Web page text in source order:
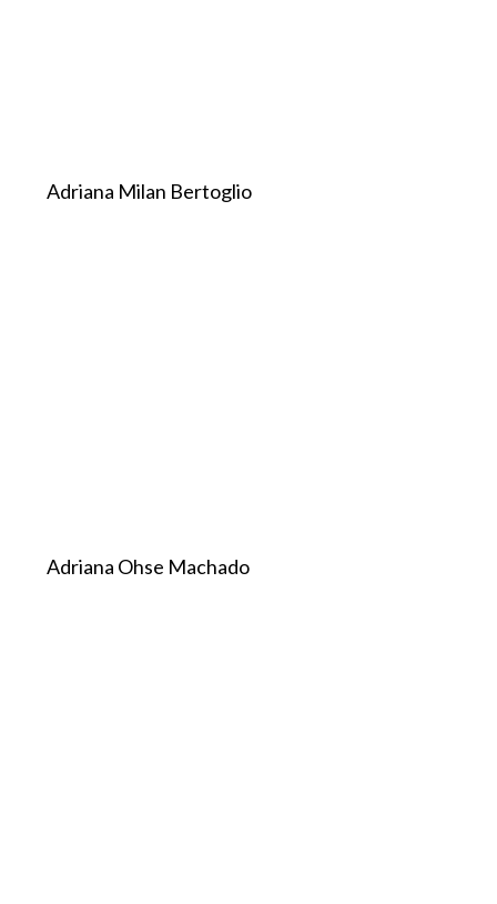
Adriana Milan Bertoglio
Adriana Ohse Machado